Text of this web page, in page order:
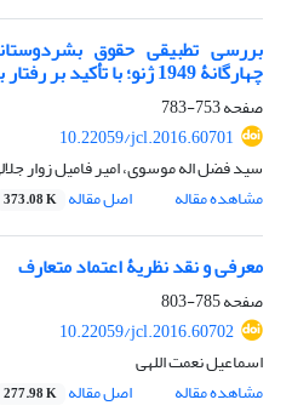
بررسی تطبیقی حقوق
چهارگانۀ 1949 ژنو؛ با تأکید بر رفتار با اسرای جنگی
صفحه753-783
10.22059/jcl.2016.60701
سید فضل اله موسوی، امیر فامیل زوار
مشاهده مقاله
اصل مقاله 373.08 K
معرفی و نقد نظریۀ اعتماد متعارف
صفحه785-803
10.22059/jcl.2016.60702
اسماعیل نعمت اللهی
مشاهده مقاله
اصل مقاله 277.98 K